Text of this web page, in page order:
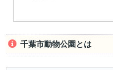
千葉市動物公園とは